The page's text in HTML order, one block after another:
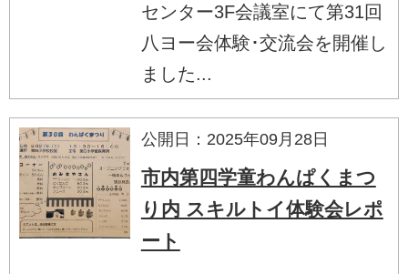
センター3F会議室にて第31回
八ヨー会体験･交流会を開催し
ました...
公開日：2025年09月28日
市内第四学童わんぱくまつ
り内 スキルトイ体験会レポ
ート